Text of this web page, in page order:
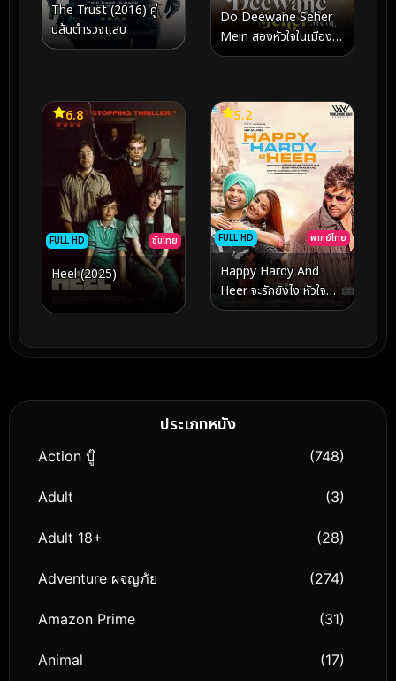
The Trust (2016) คู่
ปล้นตำรวจแสบ
Do Deewane Seher
Mein สองหัวใจในเมือง
ใหญ่ (2026)
FULL HD ซับไทย
6.8
Heel (2025)
FULL HD พากย์ไทย
5.2
Happy Hardy And
Heer จะรักยังไง หัวใจ
ดวงเดียว (2020)
ประเภทหนัง
Action บู๊ (748)
Adult (3)
Adult 18+ (28)
Adventure ผจญภัย (274)
Amazon Prime (31)
Animal (17)